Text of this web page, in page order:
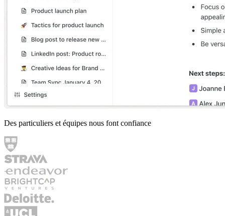
Des particuliers et équipes nous font confiance